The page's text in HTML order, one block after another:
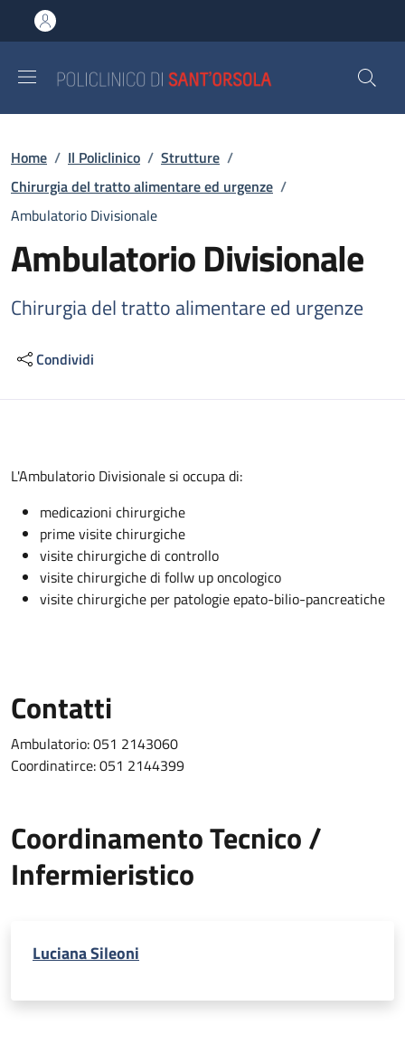
al contenuto principale
to footer content
Briciole di pane
Home / Il Policlinico / Strutture /
Chirurgia del tratto alimentare ed urgenze /
Ambulatorio Divisionale
Ambulatorio Divisionale
Chirurgia del tratto alimentare ed urgenze
Condividi
L'Ambulatorio Divisionale si occupa di:
medicazioni chirurgiche
prime visite chirurgiche
visite chirurgiche di controllo
visite chirurgiche di follw up oncologico
visite chirurgiche per patologie epato-bilio-pancreatiche
Contatti
Ambulatorio: 051 2143060
Coordinatirce: 051 2144399
Coordinamento Tecnico /
Infermieristico
Luciana Sileoni